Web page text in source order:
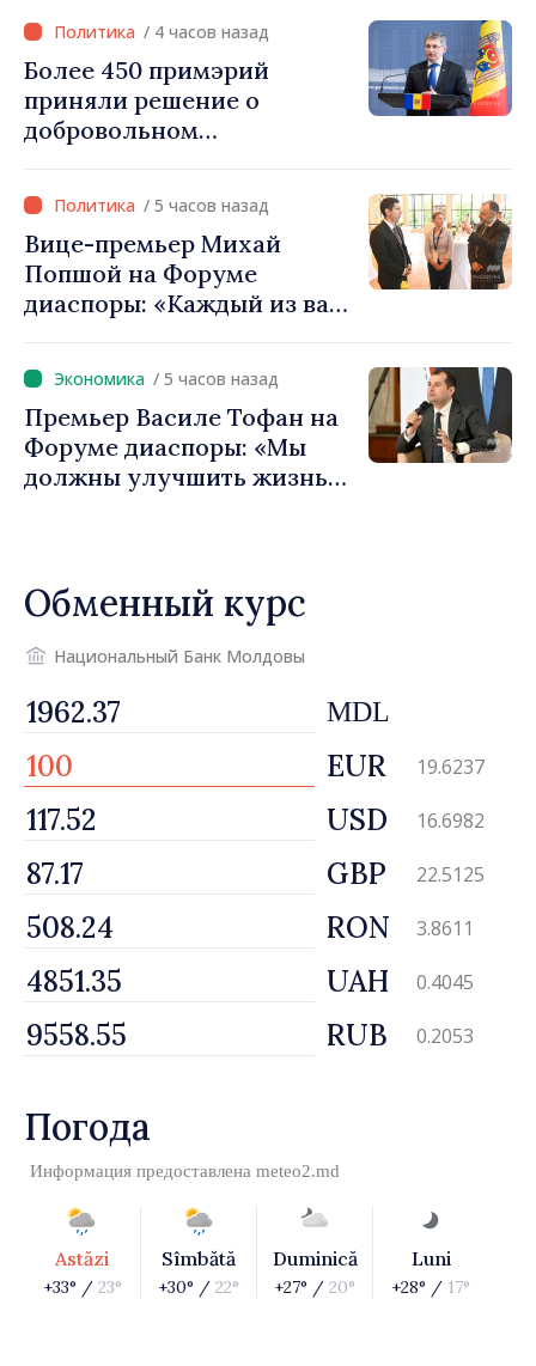
уверенность в том, что
Республика Молдова
движется в правильном
направлении»
/ 4 часов назад
Более 450 примэрий
приняли решение о
добровольном
фонды для инвестиций.
Игорь Гросу: «Важно
преодолеть препятствия и
дать населённым пунктам
шанс развиваться»
/ 5 часов назад
Вице-премьер Михай
Попшой на Форуме
диаспоры: «Каждый из вас
вносит вклад в
продвижение имиджа
Республики Молдова»
/ 5 часов назад
Премьер Василе Тофан на
Форуме диаспоры: «Мы
должны улучшить жизнь
Обменный курс
Национальный Банк Молдовы
MDL
EUR 19.6237
USD 16.6982
GBP 22.5125
RON 3.8611
UAH 0.4045
RUB 0.2053
Погода
Информация предоставлена meteo2.md
Astăzi
+33° / 23°
Sîmbătă
+30° / 22°
Duminică
+27° / 20°
Luni
+28° / 17°